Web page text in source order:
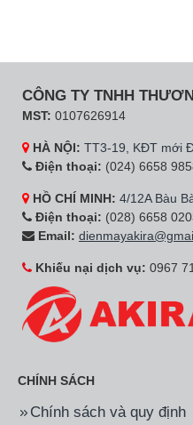
CÔNG TY TNHH
MST: 0107626914
HÀ NỘI: TT3-19, KĐT mới
Điện thoại: (024) 6658
HỒ CHÍ MINH: 4/12A Bàu
Điện thoại: (028) 6658
Email:
Khiếu nại dịch vụ: 0967
CHÍNH SÁCH
Chính sách và quy định